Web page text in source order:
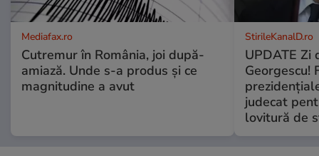
Mediafax.ro
Cutremur în România, joi după-
amiază. Unde s-a produs și ce
magnitudine a avut
StirileKanalD.ro
UPDATE Zi
Georgescu!
judecat
lovitură de